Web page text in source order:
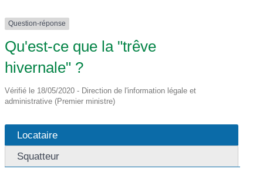
Question-réponse
Qu'est-ce que la "trêve
hivernale" ?
Vérifié le 18/05/2020 - Direction de l'information légale et
administrative (Premier ministre)
Locataire
Squatteur